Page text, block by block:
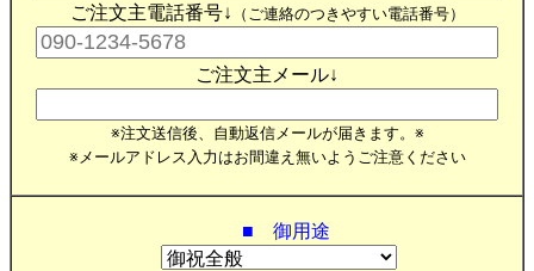
ご注文主電話番号↓ （ご連絡のつきやすい電話番号）
ご注文主メール↓
※注文送信後、自動返信メールが届きます。※
※メールアドレス入力はお間違え無いようご注意ください
■ 御用途